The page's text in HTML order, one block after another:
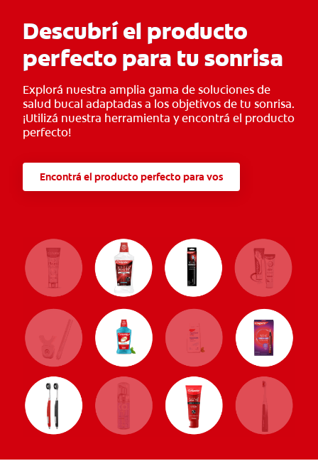
Descubrí el producto
perfecto para tu sonrisa
Explorá nuestra amplia gama de soluciones de
salud bucal adaptadas a los objetivos de tu sonrisa.
¡Utilizá nuestra herramienta y encontrá el producto
perfecto!
Encontrá el producto perfecto para vos